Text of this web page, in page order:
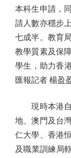
本科生申請，
請人數亦穩步
七成半。教育
教學質素及保
學生，助力香
匯報記者 楊盈
現時本港自
地、澳門及台
仁大學、香港
及職業訓練局